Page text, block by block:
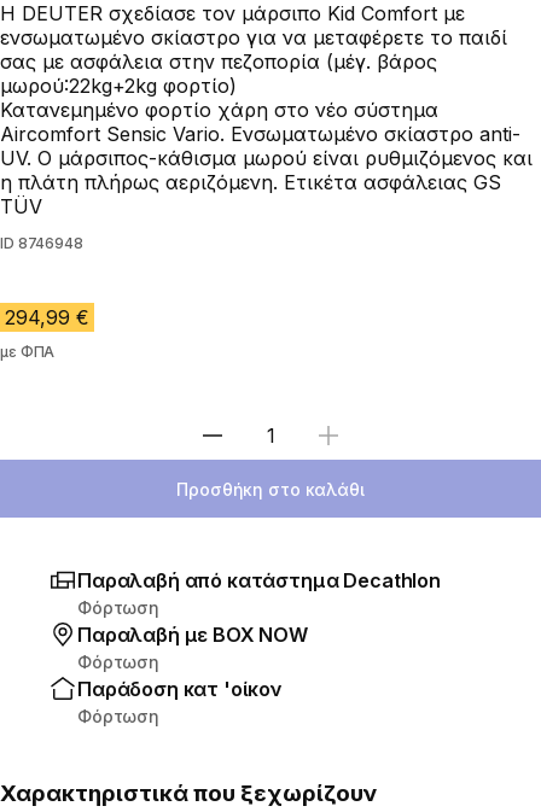
Η DEUTER σχεδίασε τον μάρσιπο Kid Comfort με
ενσωματωμένο σκίαστρο για να μεταφέρετε το παιδί
σας με ασφάλεια στην πεζοπορία (μέγ. βάρος
μωρού:22kg+2kg φορτίο)
Κατανεμημένο φορτίο χάρη στο νέο σύστημα
Aircomfort Sensic Vario. Ενσωματωμένο σκίαστρο anti-
UV. Ο μάρσιπος-κάθισμα μωρού είναι ρυθμιζόμενος και
η πλάτη πλήρως αεριζόμενη. Ετικέτα ασφάλειας GS
TÜV
ID 8746948
294,99 €
με ΦΠΑ
Επιλέξτε ποσότητα
Προσθήκη στο καλάθι
Παραλαβή από κατάστημα Decathlon
Φόρτωση
Παραλαβή με ΒΟΧ ΝΟW
Φόρτωση
Παράδοση κατ 'οίκον
Φόρτωση
Χαρακτηριστικά που ξεχωρίζουν